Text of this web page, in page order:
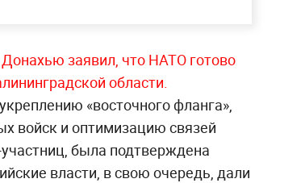
Донахью заявил, что НАТО готово
области.
«восточного фланга»,
войск и оптимизацию связей
была подтверждена
власти, в свою очередь, дали